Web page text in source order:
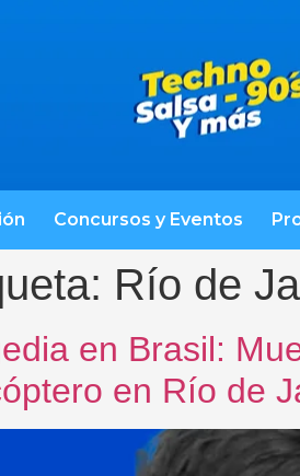
Concursos y Eventos
Río de
en Brasil:
en Río de